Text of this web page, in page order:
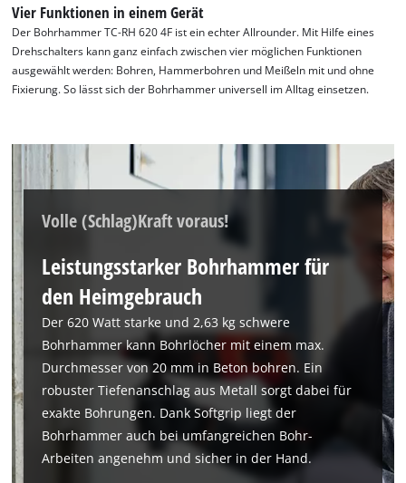
Wir benötigen deine Zustimmung, um
Vier Funktionen in einem Gerät
Der Bohrhammer TC-RH 620 4F ist ein echter Allrounder. Mit Hilfe eines
Drehschalters kann ganz einfach zwischen vier möglichen Funktionen
ausgewählt werden: Bohren, Hammerbohren und Meißeln mit und ohne
Fixierung. So lässt sich der Bohrhammer universell im Alltag einsetzen.
Volle (Schlag)Kraft voraus!
Leistungsstarker Bohrhammer für
den Heimgebrauch
Der 620 Watt starke und 2,63 kg schwere
Bohrhammer kann Bohrlöcher mit einem max.
Durchmesser von 20 mm in Beton bohren. Ein
robuster Tiefenanschlag aus Metall sorgt dabei für
exakte Bohrungen. Dank Softgrip liegt der
Bohrhammer auch bei umfangreichen Bohr-
Arbeiten angenehm und sicher in der Hand.